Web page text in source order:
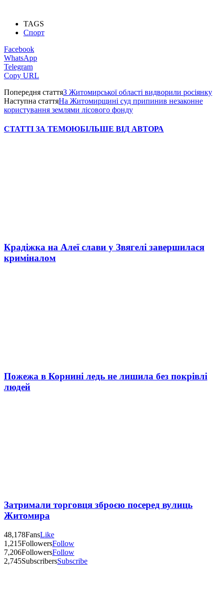
TAGS
Спорт
Facebook
WhatsApp
Telegram
Copy URL
Попередня статтяЗ Житомирської області видворили росіянку
Наступна статтяНа Житомирщині суд припинив незаконне
користування землями лісового фонду
СТАТТІ ЗА ТЕМОЮБІЛЬШЕ ВІД АВТОРА
Крадіжка на Алеї слави у Звягелі завершилася
криміналом
Пожежа в Корнині ледь не лишила без покрівлі
людей
Затримали торговця зброєю посеред вулиць
Житомира
48,178FansLike
1,215FollowersFollow
7,206FollowersFollow
2,745SubscribersSubscribe